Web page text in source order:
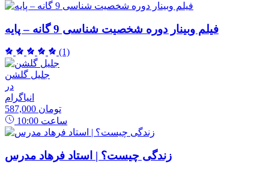
فیلم وبینار دوره شخصیت شناسی 9 گانه – پایه
(1)
جلیل گلشن
در
انیاگرام
587,000 تومان
10:00 ساعت
زندگی چیست؟ | استاد فرهاد مدرس